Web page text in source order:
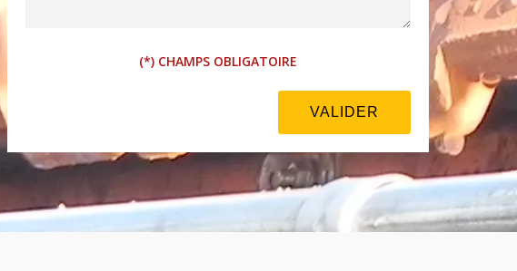
(*) CHAMPS OBLIGATOIRE